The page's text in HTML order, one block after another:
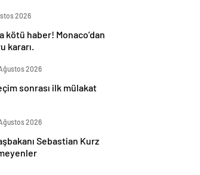
2026
kötü haber! Monaco’dan
kararı.
2026
sonrası ilk mülakat
2026
Sebastian Kurz